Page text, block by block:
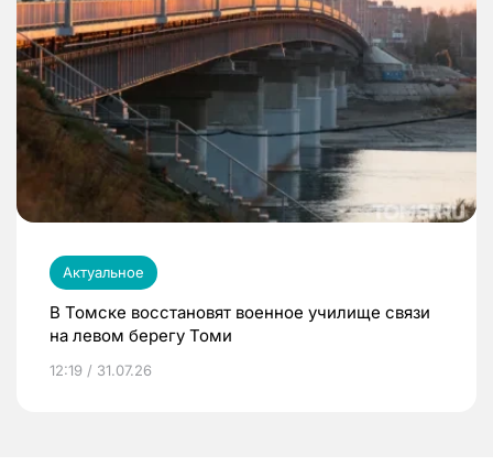
Актуальное
В Томске восстановят военное училище связи
на левом берегу Томи
12:19 / 31.07.26